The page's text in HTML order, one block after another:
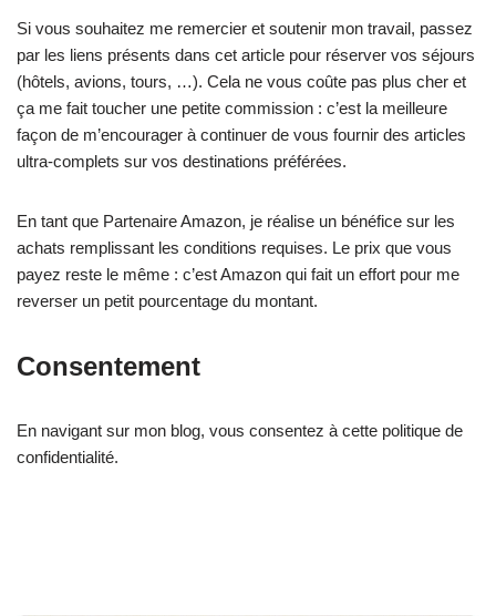
Si vous souhaitez me remercier et soutenir mon travail, passez
par les liens présents dans cet article pour réserver vos séjours
(hôtels, avions, tours, …). Cela ne vous coûte pas plus cher et
ça me fait toucher une petite commission : c’est la meilleure
façon de m’encourager à continuer de vous fournir des articles
ultra-complets sur vos destinations préférées.
En tant que Partenaire Amazon, je réalise un bénéfice sur les
achats remplissant les conditions requises. Le prix que vous
payez reste le même : c’est Amazon qui fait un effort pour me
reverser un petit pourcentage du montant.
Consentement
En navigant sur mon blog, vous consentez à cette politique de
confidentialité.